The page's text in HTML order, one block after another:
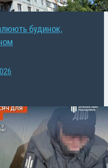
будинок,